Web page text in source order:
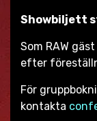
Showbiljett
Som RAW
efter
För
kontakta